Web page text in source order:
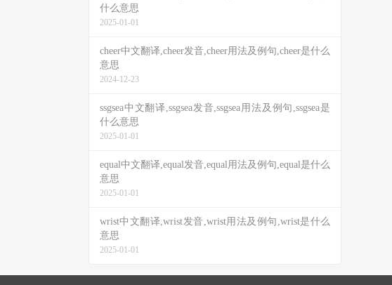
什么意思
2025-01-01
cheer中文翻译,cheer发音,cheer用法及例句,cheer是什么
意思
2024-12-23
ssgsea中文翻译,ssgsea发音,ssgsea用法及例句,ssgsea是
什么意思
2025-01-01
equal中文翻译,equal发音,equal用法及例句,equal是什么
意思
2025-01-01
wrist中文翻译,wrist发音,wrist用法及例句,wrist是什么
意思
2025-01-01